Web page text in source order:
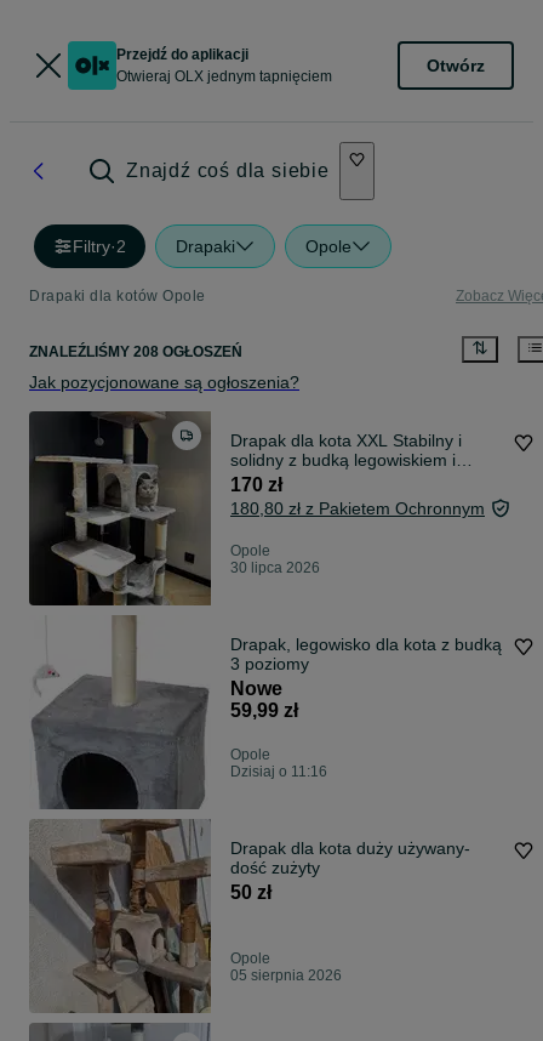
Przejdź do aplikacji
Otwieraj OLX jednym tapnięciem
Otwórz
Znajdź coś dla siebie
Filtry·2 Drapaki Opole
Drapaki dla kotów Opole Zobacz
ZNALEŹLIŚMY 208 OGŁOSZEŃ
Jak pozycjonowane są ogłoszenia?
Drapak dla kota XXL Stabilny i
solidny z budką legowiskiem i
hamakiem
170 zł
180,80 zł z Pakietem Ochronnym
Opole
30 lipca 2026
Drapak, legowisko dla kota z budką
3 poziomy
Nowe
59,99 zł
Opole
Dzisiaj o 11:16
Drapak dla kota duży używany-
dość zużyty
50 zł
Opole
05 sierpnia 2026